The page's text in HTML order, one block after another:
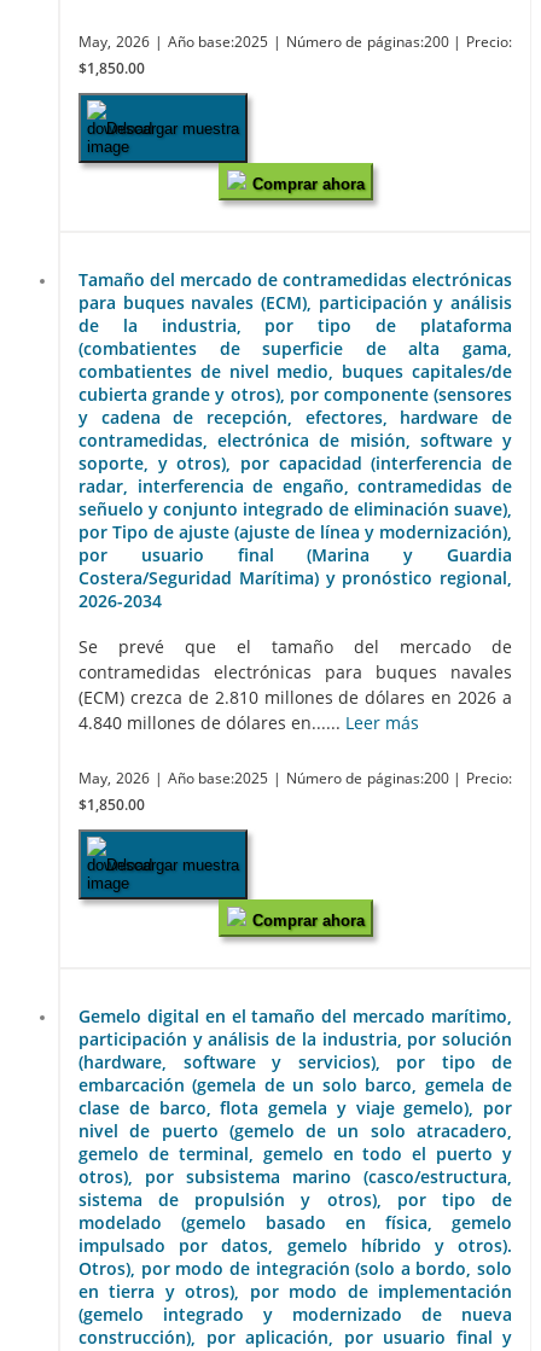
May, 2026 | Año base:2025 | Número de páginas:200 | Precio:
$1,850.00
Descargar muestra
Comprar ahora
Tamaño del mercado de contramedidas electrónicas
para buques navales (ECM), participación y análisis
de la industria, por tipo de plataforma
(combatientes de superficie de alta gama,
combatientes de nivel medio, buques capitales/de
cubierta grande y otros), por componente (sensores
y cadena de recepción, efectores, hardware de
contramedidas, electrónica de misión, software y
soporte, y otros), por capacidad (interferencia de
radar, interferencia de engaño, contramedidas de
señuelo y conjunto integrado de eliminación suave),
por Tipo de ajuste (ajuste de línea y modernización),
por usuario final (Marina y Guardia
Costera/Seguridad Marítima) y pronóstico regional,
2026-2034
Se prevé que el tamaño del mercado de
contramedidas electrónicas para buques navales
(ECM) crezca de 2.810 millones de dólares en 2026 a
4.840 millones de dólares en...... Leer más
May, 2026 | Año base:2025 | Número de páginas:200 | Precio:
$1,850.00
Descargar muestra
Comprar ahora
Gemelo digital en el tamaño del mercado marítimo,
participación y análisis de la industria, por solución
(hardware, software y servicios), por tipo de
embarcación (gemela de un solo barco, gemela de
clase de barco, flota gemela y viaje gemelo), por
nivel de puerto (gemelo de un solo atracadero,
gemelo de terminal, gemelo en todo el puerto y
otros), por subsistema marino (casco/estructura,
sistema de propulsión y otros), por tipo de
modelado (gemelo basado en física, gemelo
impulsado por datos, gemelo híbrido y otros).
Otros), por modo de integración (solo a bordo, solo
en tierra y otros), por modo de implementación
(gemelo integrado y modernizado de nueva
construcción), por aplicación, por usuario final y